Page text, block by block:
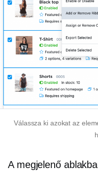
Válassza ki azokat az
A megjelenő